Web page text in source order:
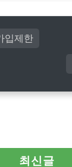
입제한
최신글